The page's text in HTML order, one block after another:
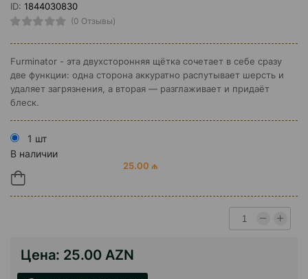
ID: 1844030830
(0 Отзывы)
Furminator - эта двухсторонняя щётка сочетает в себе сразу
две функции: одна сторона аккуратно распутывает шерсть и
удаляет загрязнения, а вторая — разглаживает и придаёт
блеск.
1 шт
В наличии
25.00 ₼
Цена: 25.00 AZN